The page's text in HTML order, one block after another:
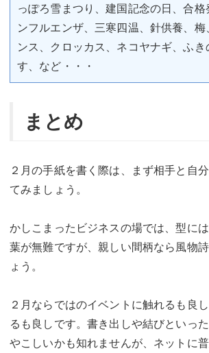
っぽろ雪まつり、建国記念の日、合格
ンフルエンザ、三寒四温、針供養、
ンス、クロッカス、ネコヤナギ、ふ
す、など・・・
まとめ
２月の手紙を書く際は、まず相手と自
てみましょう。
かしこまったビジネスの場では、型に
葉が無難ですが、親しい間柄なら風物
ょう。
２月ならではのイベントに触れるも良
るも良しです。書き出しや結びといっ
やこしいかも知れませんが、ネットに